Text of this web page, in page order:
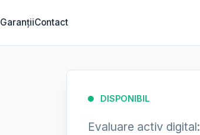
GaranțiiContact
DISPONIBIL
Evaluare activ digital: